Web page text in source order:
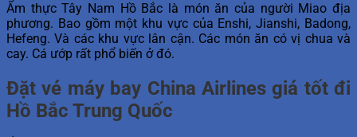
Ẩm thực Tây Nam Hồ Bắc là món ăn của người Miao địa
phương. Bao gồm một khu vực của Enshi, Jianshi, Badong,
Hefeng. Và các khu vực lân cận. Các món ăn có vị chua và
cay. Cá ướp rất phổ biến ở đó.
Đặt vé máy bay China Airlines giá tốt đi
Hồ Bắc Trung Quốc